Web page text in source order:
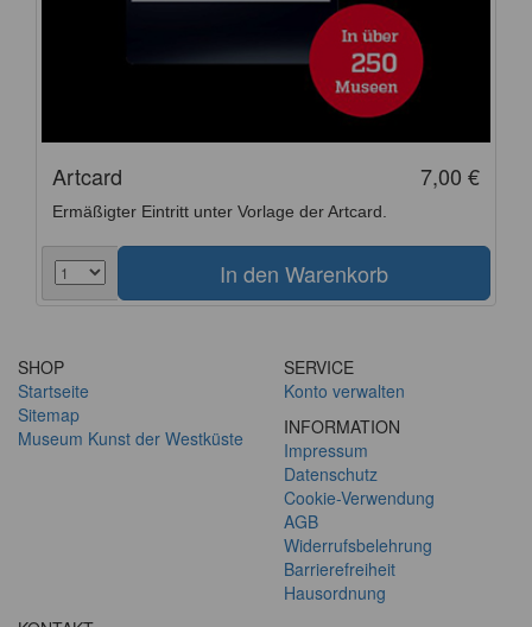
7,00 €
Artcard
Ermäßigter Eintritt unter Vorlage der Artcard.
SHOP
Startseite
Sitemap
Museum Kunst der Westküste
SERVICE
Konto verwalten
INFORMATION
Impressum
Datenschutz
Cookie-Verwendung
AGB
Widerrufsbelehrung
Barrierefreiheit
Hausordnung